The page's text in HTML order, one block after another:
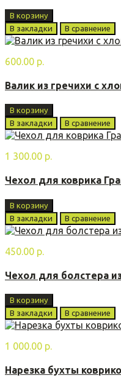
В корзину
В закладки
В сравнение
600.00 р.
Валик из гречихи с
В корзину
В закладки
В сравнение
1 300.00 р.
Чехол для коврика
В корзину
В закладки
В сравнение
450.00 р.
Чехол для болстера
В корзину
В закладки
В сравнение
1 000.00 р.
Нарезка бухты